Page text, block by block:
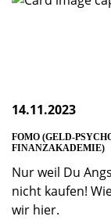
14.11.2023
FOMO (GELD-
FINANZAKADEMIE)
Nur weil Du
nicht kaufen!
wir hier.